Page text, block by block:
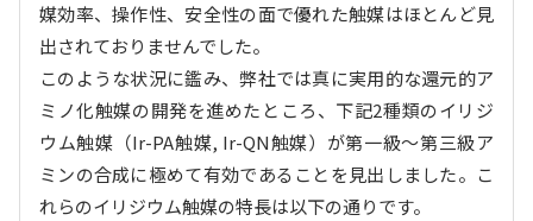
媒効率、操作性、安全性の面で優れた触媒はほとんど見
出されておりませんでした。
このような状況に鑑み、弊社では真に実用的な還元的ア
ミノ化触媒の開発を進めたところ、下記2種類のイリジ
ウム触媒（Ir-PA触媒, Ir-QN触媒）が第一級～第三級ア
ミンの合成に極めて有効であることを見出しました。こ
れらのイリジウム触媒の特長は以下の通りです。